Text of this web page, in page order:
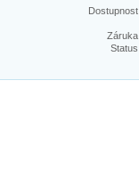
Dostupnost
Záruka
Status